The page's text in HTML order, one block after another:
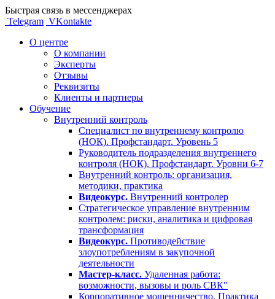
Быстрая связь в мессенджерах
Telegram VKontakte
О центре
О компании
Эксперты
Отзывы
Реквизиты
Клиенты и партнеры
Обучение
Внутренний контроль
Специалист по внутреннему контролю
(НОК). Профстандарт. Уровень 5
Руководитель подразделения внутреннего
контроля (НОК). Профстандарт. Уровни 6-7
Внутренний контроль: организация,
методики, практика
Видеокурс. Внутренний контролер
Стратегическое управление внутренним
контролем: риски, аналитика и цифровая
трансформация
Видеокурс. Противодействие
злоупотреблениям в закупочной
деятельности
Мастер-класс. Удаленная работа:
возможности, вызовы и роль СВК"
Корпоративное мошенничество. Практика